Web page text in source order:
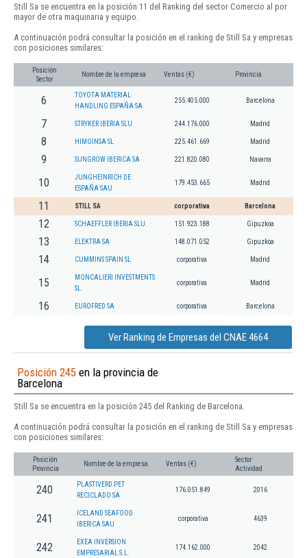
Still Sa se encuentra en la posición 11 del Ranking del sector Comercio al por
mayor de otra maquinaria y equipo.
A continuación podrá consultar la posición en el ranking de Still Sa y empresas
con posiciones similares:
Posición
Sector
Nombre de la empresa Ventas (€) Provincia
6
TOYOTA MATERIAL
HANDLING ESPAÑA SA
255.405.000 Barcelona
7 STRYKER IBERIA SLU 244.176.000 Madrid
8 HIMOINSA SL 225.461.669 Madrid
9 SUNGROW IBERICA SA 221.820.080 Navarra
10
JUNGHEINRICH DE
ESPAÑA SAU
179.453.665 Madrid
11 STILL SA corporativa Barcelona
12 SCHAEFFLER IBERIA SLU. 151.923.188 Gipuzkoa
13 ELEKTRA SA 148.071.052 Gipuzkoa
14 CUMMINS SPAIN SL corporativa Madrid
15
MONCALIERI INVESTMENTS
SL.
corporativa Madrid
16 EUROFRED SA corporativa Barcelona
Ver Ranking de Empresas del CNAE 4664
Posición 245 en la provincia de
Barcelona
Still Sa se encuentra en la posición 245 del Ranking de Barcelona.
A continuación podrá consultar la posición en el ranking de Still Sa y empresas
con posiciones similares:
Posición
Provincia
Nombre de la empresa Ventas (€)
Sector
Actividad
240
PLASTIVERD PET
RECICLADO SA
176.051.849 2016
241
ICELAND SEAFOOD
IBERICA SAU
corporativa 4639
242
EXEA INVERSION
EMPRESARIAL S.L.
174.162.000 2042